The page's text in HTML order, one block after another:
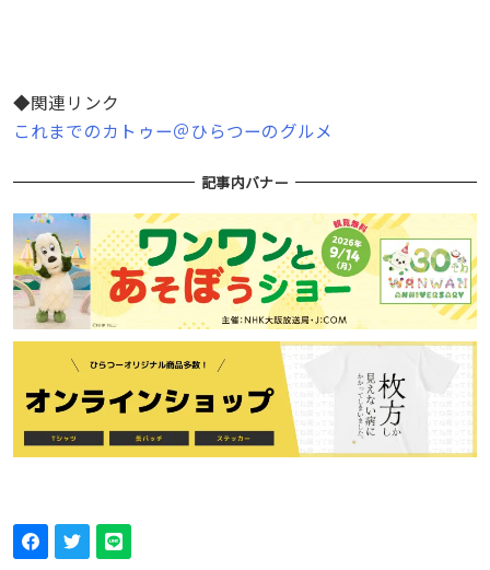
◆関連リンク
これまでのカトゥー＠ひらつーのグルメ
記事内バナー